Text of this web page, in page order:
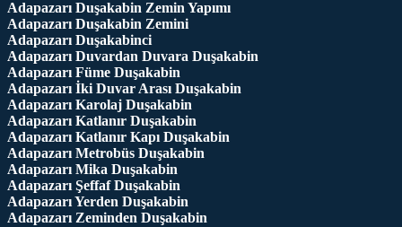
Adapazarı Duşakabin Zemin Yapımı
Adapazarı Duşakabin Zemini
Adapazarı Duşakabinci
Adapazarı Duvardan Duvara Duşakabin
Adapazarı Füme Duşakabin
Adapazarı İki Duvar Arası Duşakabin
Adapazarı Karolaj Duşakabin
Adapazarı Katlanır Duşakabin
Adapazarı Katlanır Kapı Duşakabin
Adapazarı Metrobüs Duşakabin
Adapazarı Mika Duşakabin
Adapazarı Şeffaf Duşakabin
Adapazarı Yerden Duşakabin
Adapazarı Zeminden Duşakabin